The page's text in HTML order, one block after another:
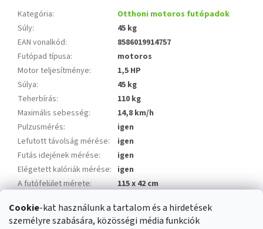
Cookie-kat használunk a tartalom és a hirdetések
személyre szabására, közösségi média funkciók
Kategória:
Otthoni motoros futópadok
Súly:
45 kg
EAN vonalkód:
8586019914757
Futópad típusa:
motoros
Motor teljesítménye:
1,5 HP
Súlya:
45 kg
Teherbírás:
110 kg
Maximális sebesség:
14,8 km/h
Pulzusmérés:
igen
Lefutott távolság mérése:
igen
Futás idejének mérése:
igen
Elégetett kalóriák mérése: igen
A futófelület mérete:
115 x 42 cm
Dönthető futófelület:
igen
Transport kerekek: igen